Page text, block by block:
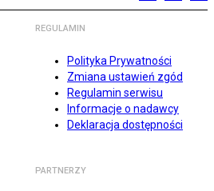
REGULAMIN
Polityka Prywatności
Zmiana ustawień zgód
Regulamin serwisu
Informacje o nadawcy
Deklaracja dostępności
PARTNERZY